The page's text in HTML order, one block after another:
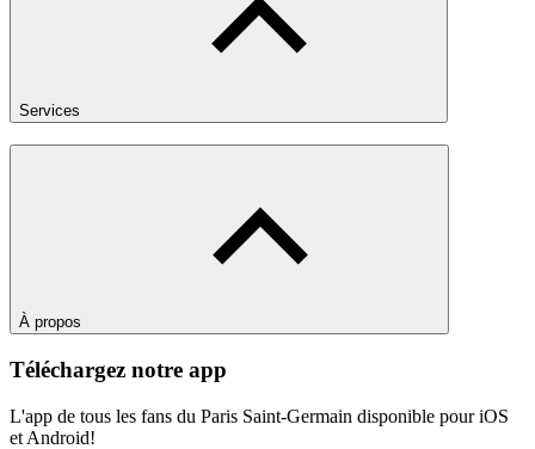
Services
À propos
Téléchargez notre app
L'app de tous les fans du Paris Saint-Germain disponible pour iOS
et Android!